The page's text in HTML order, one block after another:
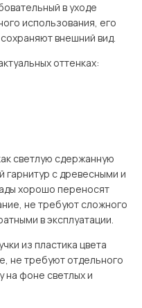
в уходе
использования, его
внешний вид.
оттенках:
светлую сдержанную
гарнитур с древесными и
хорошо переносят
не требуют сложного
в эксплуатации.
из пластика цвета
не требуют отдельного
на фоне светлых и